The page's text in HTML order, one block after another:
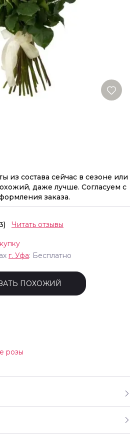
из состава сейчас в сезоне или
даже лучше. Согласуем с
заказа.
г. Уфа: Бесплатно
Читать отзывы
ПОХОЖИЙ
розы